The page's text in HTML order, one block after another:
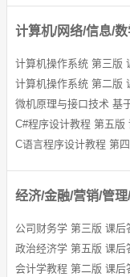
大学语文答案
新标准大学英语视
大学计算机基础教
新世纪大学英语视
大学数学答案
大学体验英语听说
大学俄语答案
计算机/网络/信息/数
计算机操作系统 第三版
计算机操作系统 第二版
微机原理与接口技术 基
C#程序设计教程 第五版
C语言程序设计教程 第
经济/金融/营销/管
公司财务学 第三版 课后
政治经济学 第五版 课后
会计学教程 第二版 课后